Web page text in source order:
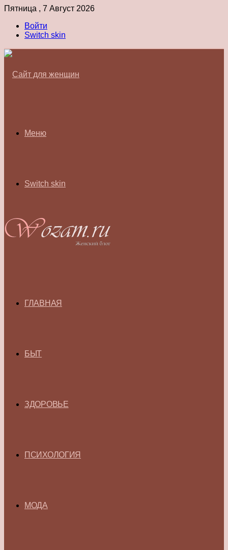
Пятница , 7 Август 2026
Войти
Switch skin
Меню
Switch skin
ГЛАВНАЯ
БЫТ
ЗДОРОВЬЕ
ПСИХОЛОГИЯ
МОДА